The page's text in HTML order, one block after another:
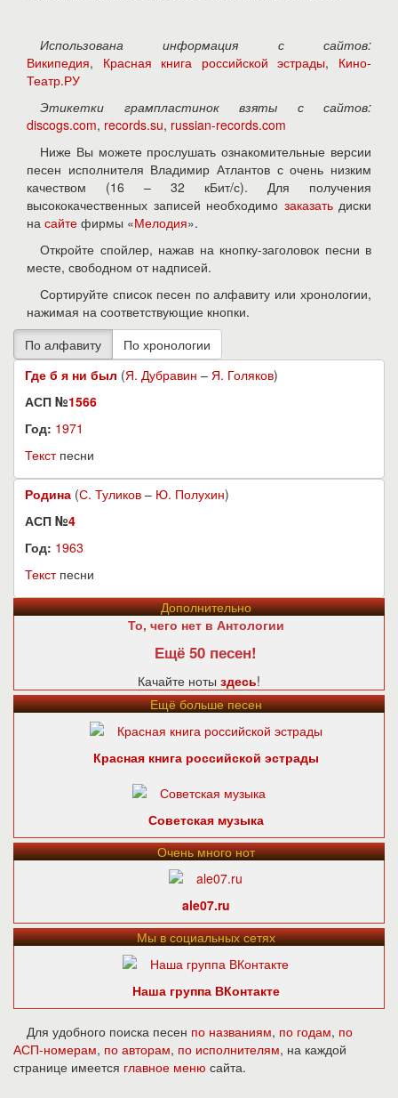
Использована информация с сайтов:
Википедия, Красная книга российской эстрады, Кино-
Театр.РУ
Этикетки грампластинок взяты с сайтов:
discogs.com, records.su, russian-records.com
Ниже Вы можете прослушать ознакомительные версии
песен исполнителя Владимир Атлантов с очень низким
качеством (16 – 32 кБит/с). Для получения
высококачественных записей необходимо заказатьдиски
на сайте фирмы «Мелодия».
Откройте спойлер, нажав на кнопку-заголовок песни в
месте, свободном от надписей.
Сортируйте список песен по алфавиту или хронологии,
нажимая на соответствующие кнопки.
Где б я ни был (Я. Дубравин – Я. Голяков)
АСП №1566
Год: 1971
Текстпесни
Родина (С. Туликов – Ю. Полухин)
АСП №4
Год: 1963
Текстпесни
Дополнительно
То, чего нет в Антологии
Ещё 50 песен!
Качайте ноты здесь!
Ещё больше песен
Красная книга российской эстрады
Советская музыка
Очень много нот
ale07.ru
Мы в социальных сетях
Наша группа ВКонтакте
Для удобного поиска песен по названиям, по годам, по
АСП-номерам, по авторам, по исполнителям, на каждой
странице имеется главное меню сайта.